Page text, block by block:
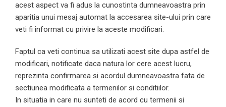
acest aspect va fi adus la cunostinta dumneavoastra prin
aparitia unui mesaj automat la accesarea site-ului prin care
veti fi informat cu privire la aceste modificari.
Faptul ca veti continua sa utilizati acest site dupa astfel de
modificari, notificate daca natura lor cere acest lucru,
reprezinta confirmarea si acordul dumneavoastra fata de
sectiunea modificata a termenilor si conditiilor.
In situatia in care nu sunteti de acord cu termenii si